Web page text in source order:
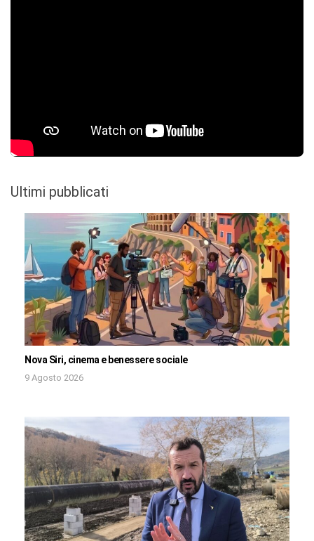
Ultimi pubblicati
Nova Siri, cinema e benessere sociale
9 Agosto 2026